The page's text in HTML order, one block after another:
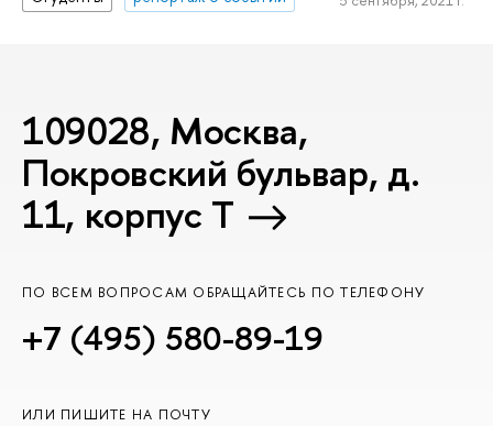
109028, Москва,
Покровский бульвар, д.
11, корпус T
ПО ВСЕМ ВОПРОСАМ ОБРАЩАЙТЕСЬ ПО ТЕЛЕФОНУ
+7 (495) 580-89-19
ИЛИ ПИШИТЕ НА ПОЧТУ